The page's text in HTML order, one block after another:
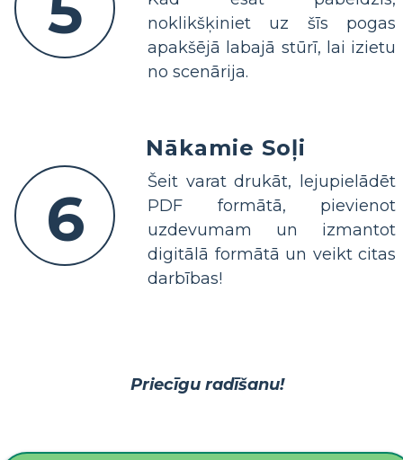
noklikšķiniet uz šīs pogas
apakšējā labajā stūrī, lai izietu
no scenārija.
6
Nākamie Soļi
Šeit varat drukāt, lejupielādēt
PDF formātā, pievienot
uzdevumam un izmantot
digitālā formātā un veikt citas
darbības!
Priecīgu radīšanu!